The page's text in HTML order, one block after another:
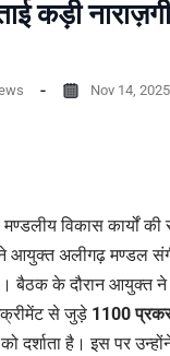
कड़ी नाराज़गी
Nov 14, 2025
मण्डलीय विकास कार्यों
ने आयुक्त अलीगढ़ मण्डल
बैठक के दौरान आयुक्त ने
से जुड़े 1100
दर्शाता है। इस पर